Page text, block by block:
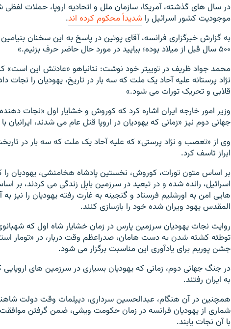
در سال های گذشته، آمریکا، سازمان ملل و اتحادیه اروپا، حملات لفظی
موجودیت کشور اسرائیل راشدیداً محکوم کرده اند.
به گزارش خبرگزاری فرانسه، آقای پوتین در پاسخ به این سخنان
۵۰۰ سال قبل از میلاد بوده؛ بیایید در مورد حال حاضر حرف بزنیم.»
محمد جواد ظریف در توییتر خود نوشت: نتانیاهو «عادتش این
نژاد پرستانه علیه آحاد یک ملت که سه بار در تاریخ، یهودیان را نجات
قلابی و تحریک تورات می شود.»
وزیر امور خارجه ایران اشاره کرد که کوروش و خشایار اول «نجات
جهانی دوم نیز «زمانی که یهودیان در اروپا قتل عام می شدند، ایرانیان
وی از «تعصب و نژاد پرستی» که علیه آحاد یک ملت که سه بار در
ابراز تاسف کرد.
بر اساس متون تورات، کوروش،‌ نخستین پادشاه هخامنشی، یهودیان را
اسرائیل، رانده شده و در تبعید در سرزمین بابِل زندگی می کردند، بر
هایی امن به اورشلیم فرستاد و گنجینه به غارت رفته یهودیان را نیز به
المقدس یهود ویران شده خود را بازسازی کنند.
روایت نجات یهودیان سرزمین پارس در زمان خشایار شاه اول که
توطئه کشته شدن به دست هامان، صدراعظم وقت دربار، در «تومار
جشن پوریم برای یادآوری این مناسبت برگزار می شود.
در جنگ جهانی دوم، زمانی که یهودیان بسیاری در سرزمین های
به ایران رفتند.
همچنین در آن هنگام،‌ عبدالحسین سرداری، دیپلمات وقت دولت
شماری از یهودیان فرانسه در زمان حکومت ویشی، ضمن گرفتن موافقت
با آن نجات یابند.